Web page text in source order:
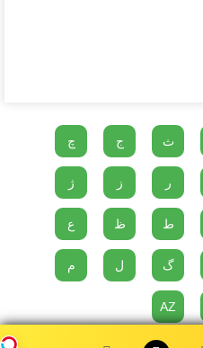
ث ج چ
ر ز ژ
ط ظ ع
گ ل م
AZ